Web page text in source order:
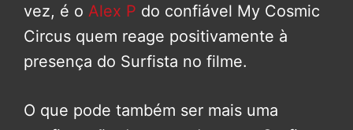
vez, é o Alex P do confiável My Cosmic
Circus quem reage positivamente à
presença do Surfista no filme.
O que pode também ser mais uma